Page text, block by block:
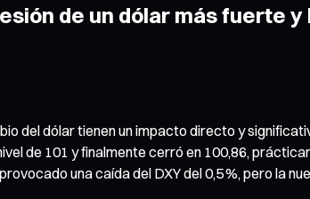
de un dólar más fuerte
del dólar tienen un impacto directo y
de 101 y finalmente cerró en 100,86,
una caída del DXY del 0,5 %, pero la